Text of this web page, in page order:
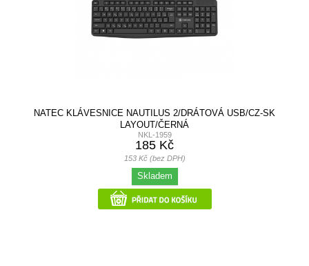
NATEC KLÁVESNICE NAUTILUS 2/DRÁTOVÁ USB/CZ-SK
LAYOUT/ČERNÁ
NKL-1959
185 Kč
153 Kč (bez DPH)
Skladem